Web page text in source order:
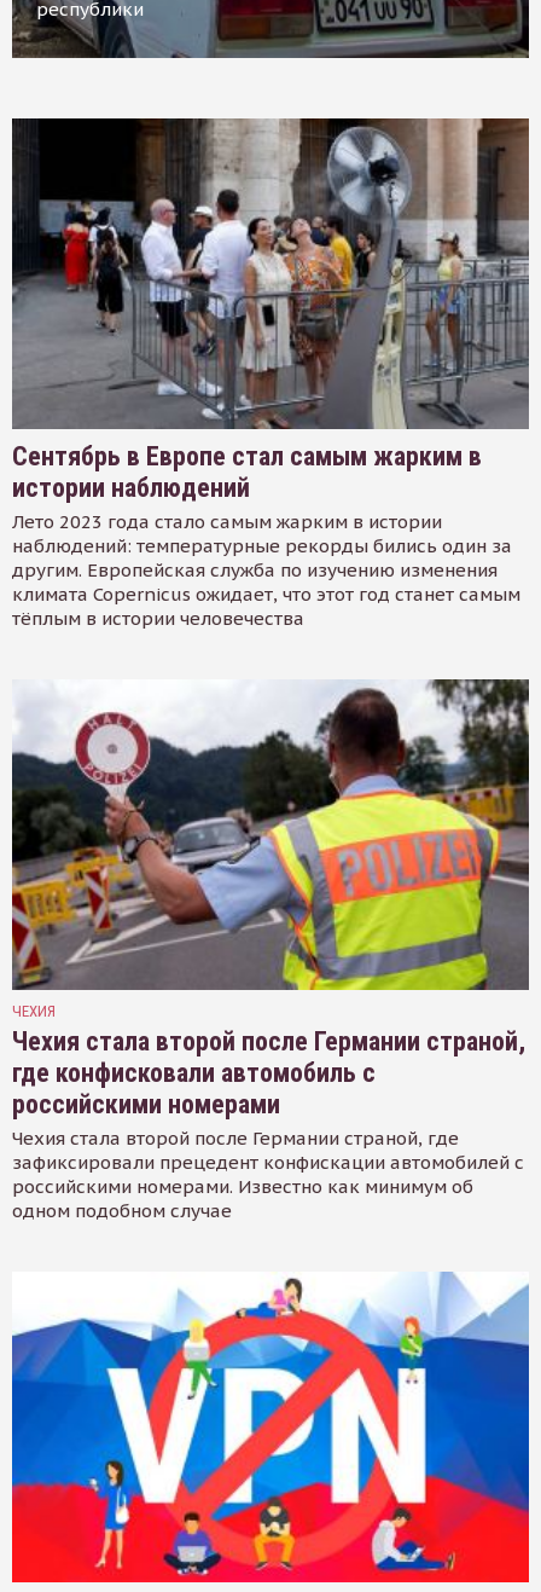
республики
Сентябрь в Европе стал самым жарким в
истории наблюдений
Лето 2023 года стало самым жарким в истории
наблюдений: температурные рекорды бились один за
другим. Европейская служба по изучению изменения
климата Copernicus ожидает, что этот год станет самым
тёплым в истории человечества
ЧЕХИЯ
Чехия стала второй после Германии страной,
где конфисковали автомобиль с
российскими номерами
Чехия стала второй после Германии страной, где
зафиксировали прецедент конфискации автомобилей с
российскими номерами. Известно как минимум об
одном подобном случае